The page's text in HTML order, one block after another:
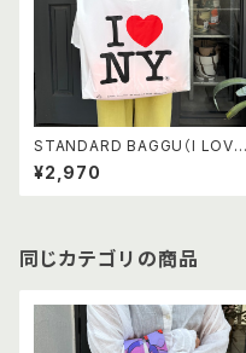
STANDARD BAGGU（I LOVE
NY）
¥2,970
同じカテゴリの商品